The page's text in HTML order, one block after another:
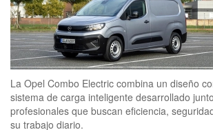
La Opel Combo Electric combina un diseño
sistema de carga inteligente desarrollado
profesionales que buscan eficiencia,
su trabajo diario.